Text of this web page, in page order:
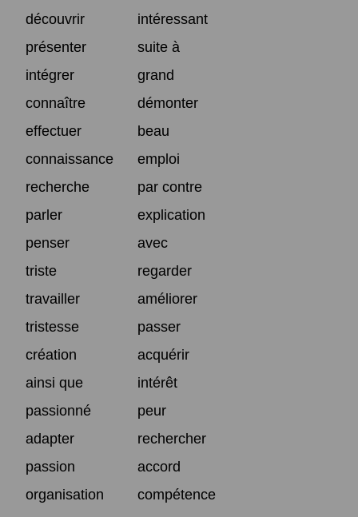
découvrir
intéressant
présenter
suite à
intégrer
grand
connaître
démonter
effectuer
beau
connaissance
emploi
recherche
par contre
parler
explication
penser
avec
triste
regarder
travailler
améliorer
tristesse
passer
création
acquérir
ainsi que
intérêt
passionné
peur
adapter
rechercher
passion
accord
organisation
compétence